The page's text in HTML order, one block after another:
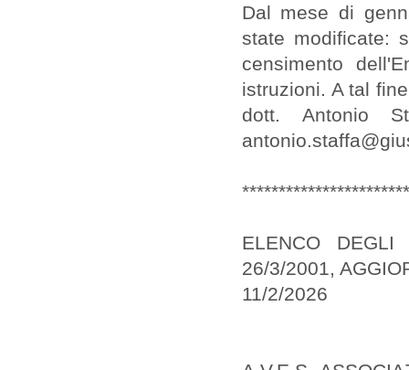
Dal mese di
state modificate:
censimento
istruzioni. A tal
dott. Antonio
ELENCO DEGLI
26/3/2001,
11/2/2026